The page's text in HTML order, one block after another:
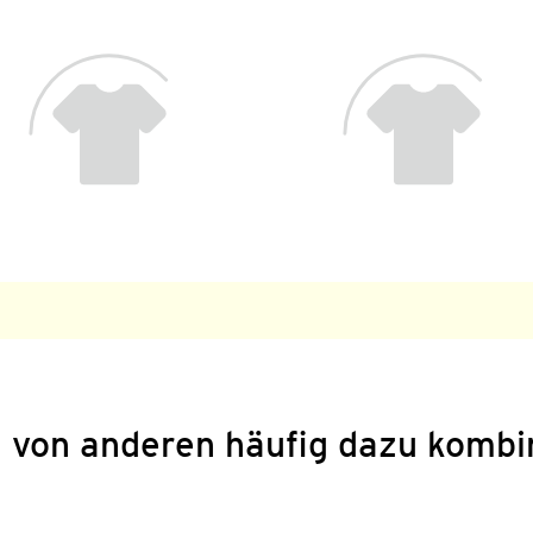
von anderen häufig dazu